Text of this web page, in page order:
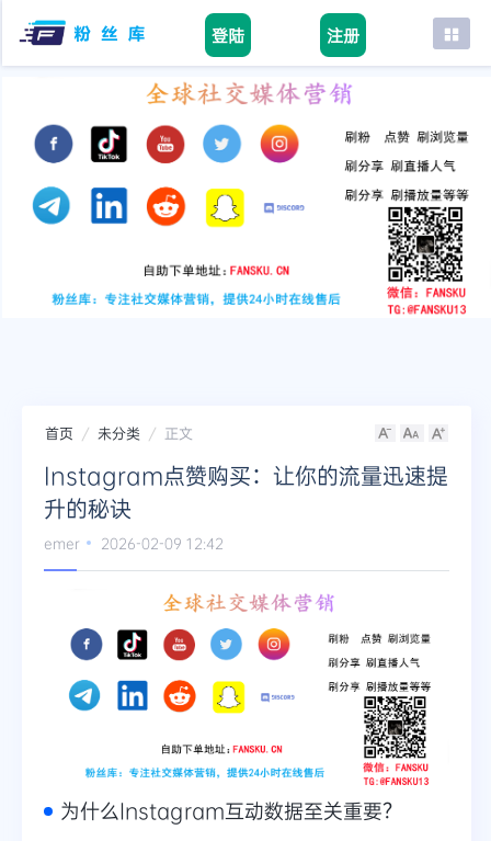
登陆 注册
首页
tiktok
youtube
instagram
首页 未分类 正文
Instagram点赞购买：让你的流量迅速提
升的秘诀
emer 2026-02-09 12:42
为什么Instagram互动数据至关重要？